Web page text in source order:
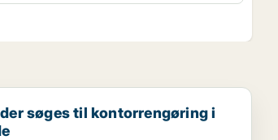
til kontorrengøring i Karlslunde
søges til kontorrengøring i